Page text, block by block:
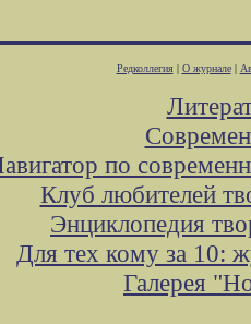
Редколлегия| О журнале|
по
Клуб любителей
Энциклопедия
Для тех кому за 10:
Галерея